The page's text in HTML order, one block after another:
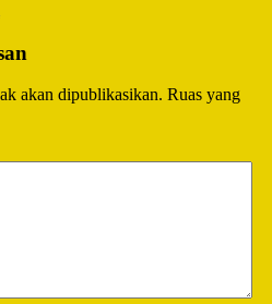
akan dipublikasikan. Ruas yang